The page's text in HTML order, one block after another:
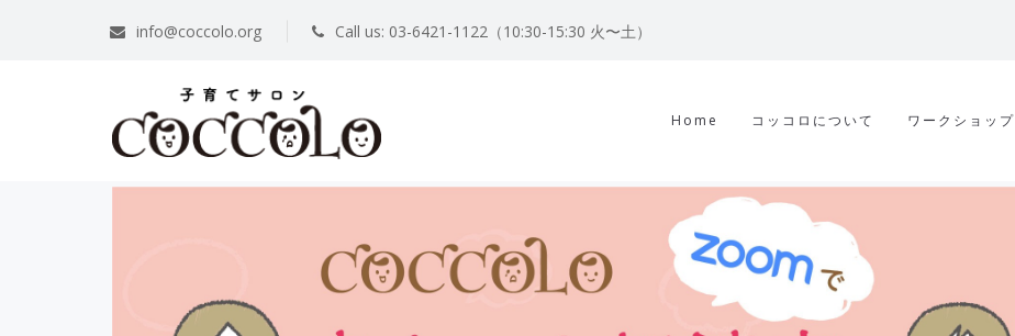
info@coccolo.org Call us: 03-6421-1122（10:30-15:30 火〜土）
Home コッコロについて ワークショップ